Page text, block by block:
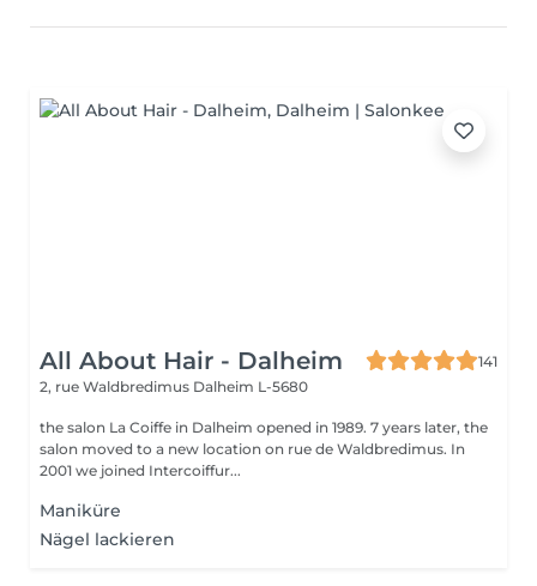
All About Hair - Dalheim
141
2, rue Waldbredimus Dalheim L-5680
the salon La Coiffe in Dalheim opened in 1989. 7 years later, the
salon moved to a new location on rue de Waldbredimus. In
2001 we joined Intercoiffur...
Maniküre
Nägel lackieren